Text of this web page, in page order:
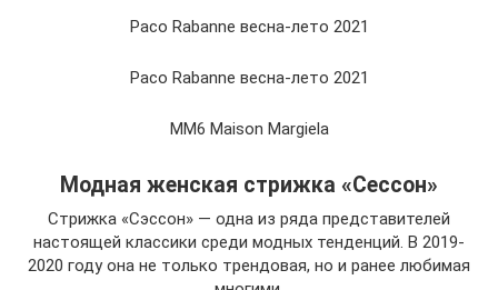
Paco Rabanne весна-лето 2021
Paco Rabanne весна-лето 2021
MM6 Maison Margiela
Модная женская стрижка «Сессон»
Стрижка «Сэссон» — одна из ряда представителей
настоящей классики среди модных тенденций. В 2019-
2020 году она не только трендовая, но и ранее любимая